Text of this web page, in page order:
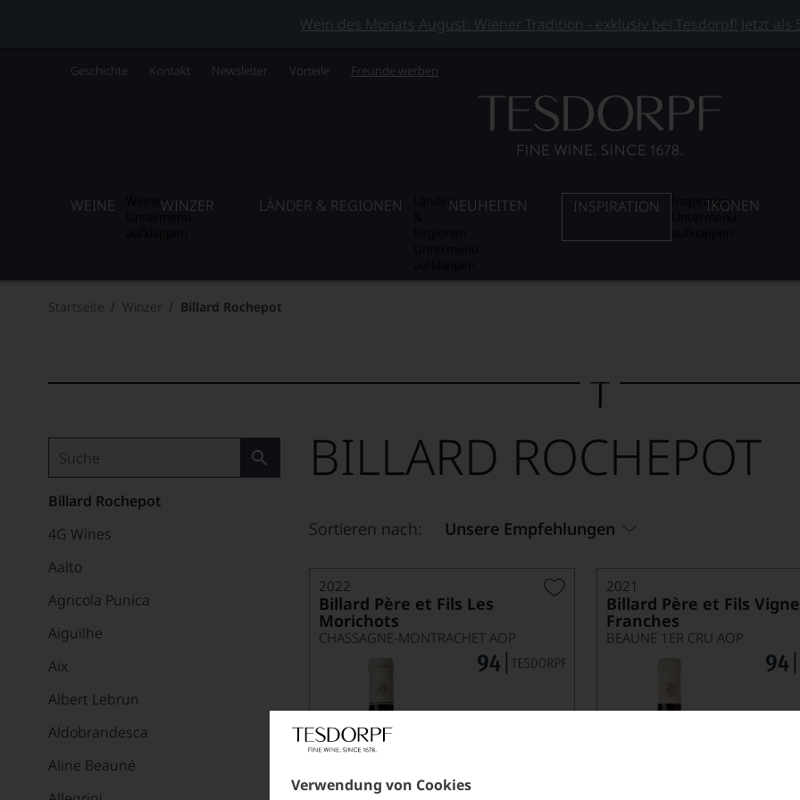
Verwendung von Cookies
Wein des Monats August: Wiener Tradition - exklusiv bei Tesdorpf! Jetzt als
Geschichte Kontakt Newsletter Vorteile Freunde werben
WEINE WINZER LÄNDER & REGIONEN
LänderNEUHEITEN INSPIRATION
InspirationIKONEN
Startseite Winzer Billard Rochepot
Billard Rochepot
4G Wines
Aalto
Agricola Punica
Aiguilhe
Aix
Albert Lebrun
Aldobrandesca
Aline Beauné
BILLARD ROCHEPOT
Sortieren nach: Unsere Empfehlungen
2022
Billard Père et Fils Les
Morichots
CHASSAGNE-MONTRACHET AOP
2021
Billard Père et Fils
Franches
BEAUNE 1ER CRU AOP